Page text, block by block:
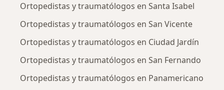
Ortopedistas y traumatólogos en Santa Isabel
Ortopedistas y traumatólogos en San Vicente
Ortopedistas y traumatólogos en Ciudad Jardín
Ortopedistas y traumatólogos en San Fernando
Ortopedistas y traumatólogos en Panamericano